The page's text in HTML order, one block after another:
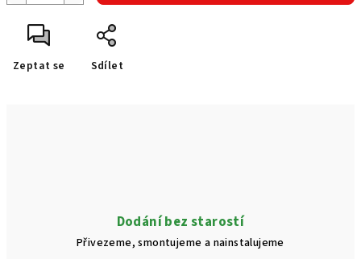
Zeptat se Sdílet
Dodání bez starostí
Přivezeme, smontujeme a nainstalujeme